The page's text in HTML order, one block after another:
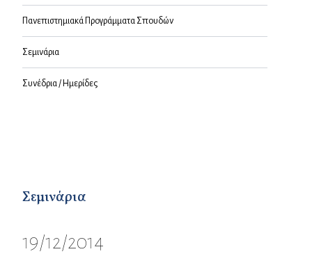
Πανεπιστημιακά Προγράμματα Σπουδών
Σεμινάρια
Συνέδρια / Ημερίδες
Σεμινάρια
19/12/2014